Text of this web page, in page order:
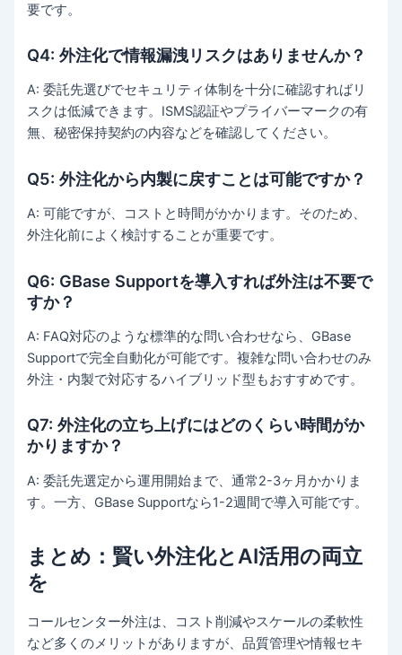
要です。
Q4: 外注化で情報漏洩リスクはありませんか？
A: 委託先選びでセキュリティ体制を十分に確認すればリ
スクは低減できます。ISMS認証やプライバーマークの有
無、秘密保持契約の内容などを確認してください。
Q5: 外注化から内製に戻すことは可能ですか？
A: 可能ですが、コストと時間がかかります。そのため、
外注化前によく検討することが重要です。
Q6: GBase Supportを導入すれば外注は不要で
すか？
A: FAQ対応のような標準的な問い合わせなら、GBase
Supportで完全自動化が可能です。複雑な問い合わせのみ
外注・内製で対応するハイブリッド型もおすすめです。
Q7: 外注化の立ち上げにはどのくらい時間がか
かりますか？
A: 委託先選定から運用開始まで、通常2-3ヶ月かかりま
す。一方、GBase Supportなら1-2週間で導入可能です。
まとめ：賢い外注化とAI活用の両立
を
コールセンター外注は、コスト削減やスケールの柔軟性
など多くのメリットがありますが、品質管理や情報セキ